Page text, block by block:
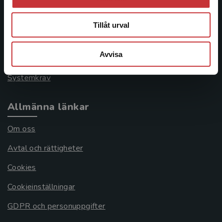
Tillåt urval
Avvisa
Frågor och svar
Systemkrav
Allmänna länkar
Om oss
Avtal och rättigheter
Cookies
Cookieinställningar
GDPR och personuppgifter